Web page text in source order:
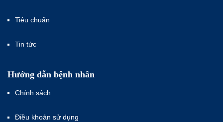
Tiêu chuẩn
Tin tức
Hướng dẫn bệnh nhân
Chính sách
Điều khoản sử dụng